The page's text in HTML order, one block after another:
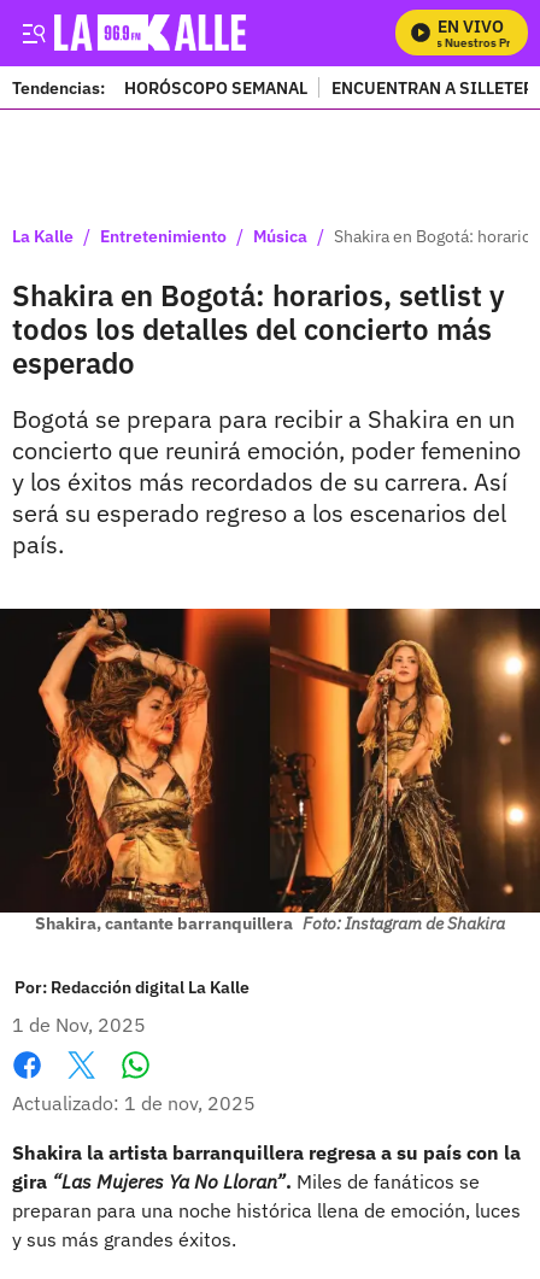
EN VIVO
Mira Todos Nuestros
Tendencias: HORÓSCOPO SEMANAL ENCUENTRAN A
La Kalle / Entretenimiento / Música / Shakira en Bogotá:
Shakira en Bogotá: horarios, setlist y
todos los detalles del concierto más
esperado
Bogotá se prepara para recibir a Shakira en un
concierto que reunirá emoción, poder femenino
y los éxitos más recordados de su carrera. Así
será su esperado regreso a los escenarios del
país.
Shakira, cantante barranquillera Foto: Instagram de Shakira
Por: Redacción digital La Kalle
1 de Nov, 2025
Facebook
X
Actualizado: 1 de nov, 2025
Shakira la artista barranquillera regresa a su país con la
gira “Las Mujeres Ya No Lloran”. Miles de fanáticos se
preparan para una noche histórica llena de emoción, luces
y sus más grandes éxitos.